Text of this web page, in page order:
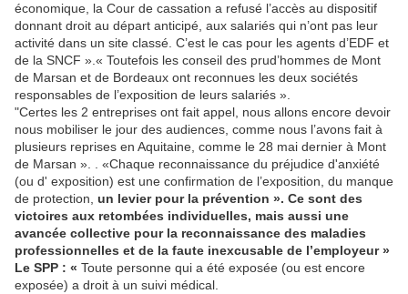
économique, la Cour de cassation a refusé l’accès au dispositif
donnant droit au départ anticipé, aux salariés qui n’ont pas leur
activité dans un site classé. C’est le cas pour les agents d’EDF et
de la SNCF ».« Toutefois les conseil des prud’hommes de Mont
de Marsan et de Bordeaux ont reconnues les deux sociétés
responsables de l’exposition de leurs salariés ».
"Certes les 2 entreprises ont fait appel, nous allons encore devoir
nous mobiliser le jour des audiences, comme nous l’avons fait à
plusieurs reprises en Aquitaine, comme le 28 mai dernier à Mont
de Marsan ». . «Chaque reconnaissance du préjudice d'anxiété
(ou d' exposition) est une confirmation de l’exposition, du manque
de protection, un levier pour la prévention ». Ce sont des
victoires aux retombées individuelles, mais aussi une
avancée collective pour la reconnaissance des maladies
professionnelles et de la faute inexcusable de l’employeur »
Le SPP : « Toute personne qui a été exposée (ou est encore
exposée) a droit à un suivi médical.